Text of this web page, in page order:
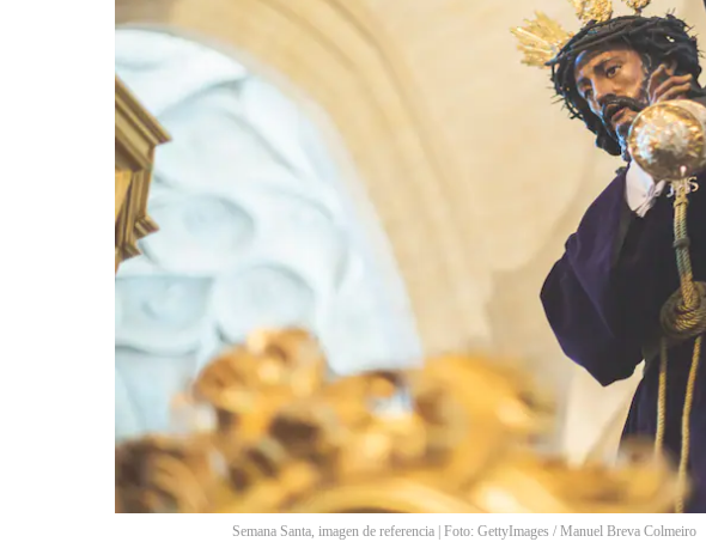
Semana Santa, imagen de referencia | Foto: GettyImages / Manuel Breva Colmeiro